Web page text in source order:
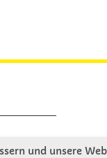
GmbH
und unsere